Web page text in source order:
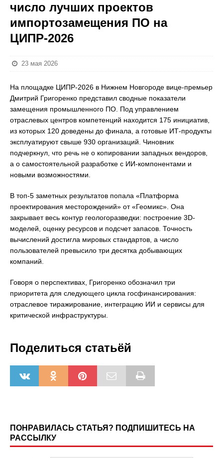
число лучших проектов
импортозамещения ПО на
ЦИПР-2026
23 мая 2026
На площадке ЦИПР-2026 в Нижнем Новгороде вице-премьер
Дмитрий Григоренко представил сводные показатели
замещения промышленного ПО. Под управлением
отраслевых центров компетенций находится 175 инициатив,
из которых 120 доведены до финала, а готовые ИТ-продукты
эксплуатируют свыше 930 организаций. Чиновник
подчеркнул, что речь не о копировании западных вендоров,
а о самостоятельной разработке с ИИ-компонентами и
новыми возможностями.
В топ-5 заметных результатов попала «Платформа
проектирования месторождений» от «Геомикс». Она
закрывает весь контур геологоразведки: построение 3D-
моделей, оценку ресурсов и подсчет запасов. Точность
вычислений достигла мировых стандартов, а число
пользователей превысило три десятка добывающих
компаний.
Говоря о перспективах, Григоренко обозначил три
приоритета для следующего цикла госфинансирования:
отраслевое тиражирование, интеграцию ИИ и сервисы для
критической инфраструктуры.
Поделиться статьёй
ПОНРАВИЛАСЬ СТАТЬЯ? ПОДПИШИТЕСЬ НА
РАССЫЛКУ